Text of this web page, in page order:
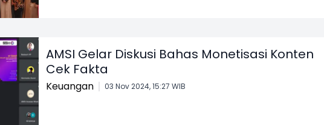
AMSI Gelar Diskusi Bahas Monetisasi Konten
Cek Fakta
Keuangan 03 Nov 2024, 15:27 WIB